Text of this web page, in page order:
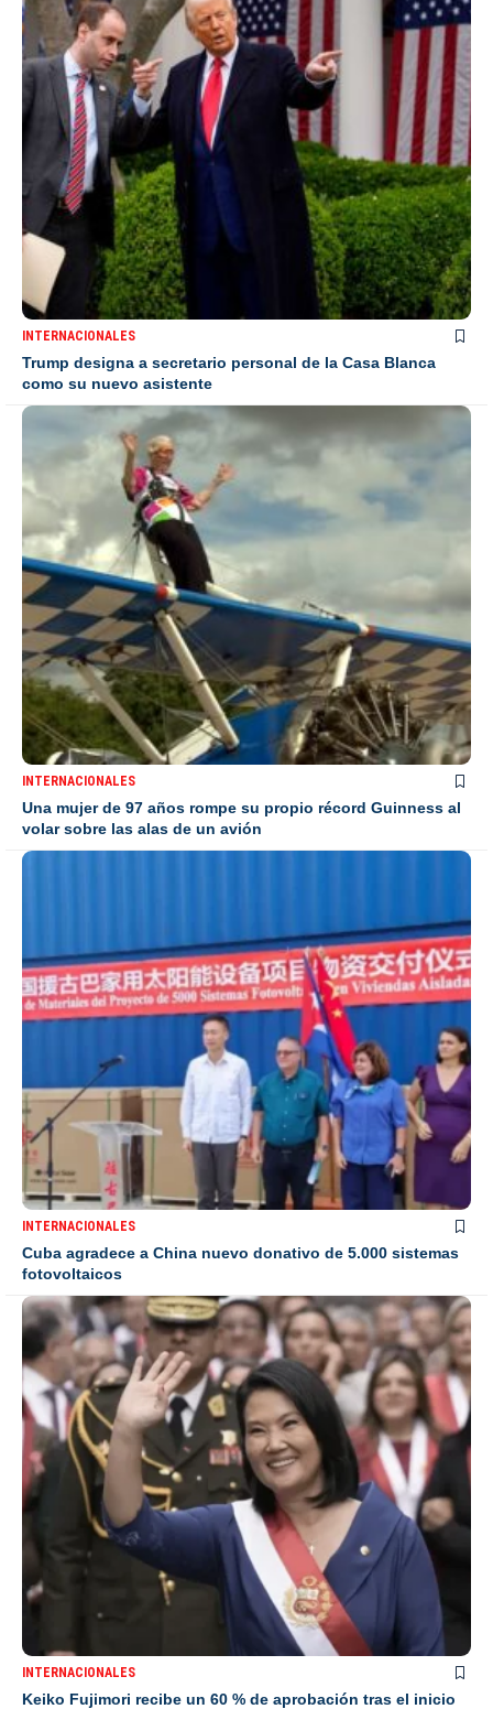
INTERNACIONALES
Trump designa a secretario personal de la Casa Blanca
como su nuevo asistente
INTERNACIONALES
Una mujer de 97 años rompe su propio récord Guinness al
volar sobre las alas de un avión
INTERNACIONALES
Cuba agradece a China nuevo donativo de 5.000 sistemas
fotovoltaicos
INTERNACIONALES
Keiko Fujimori recibe un 60 % de aprobación tras el inicio